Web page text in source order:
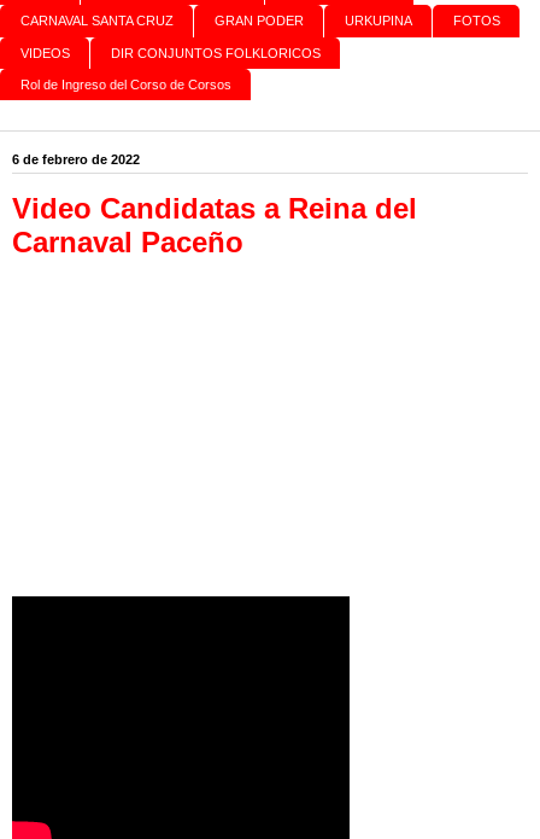
CARNAVAL SANTA CRUZ GRAN PODER URKUPINA FOTOS
VIDEOS DIR CONJUNTOS FOLKLORICOS
Rol de Ingreso del Corso de Corsos
6 de febrero de 2022
Video Candidatas a Reina del
Carnaval Paceño